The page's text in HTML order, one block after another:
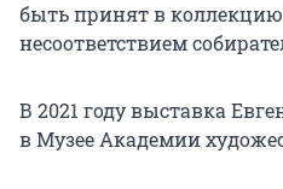
быть принят в коллекцию
несоответствием
В 2021 году выставка
в Музее Академии